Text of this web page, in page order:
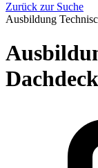
Zurück zur Suche
Ausbildung